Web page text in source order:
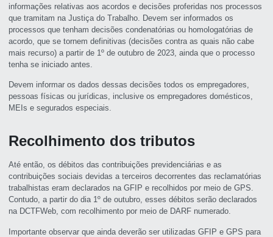
informações relativas aos acordos e decisões proferidas nos processos
que tramitam na Justiça do Trabalho. Devem ser informados os
processos que tenham decisões condenatórias ou homologatórias de
acordo, que se tornem definitivas (decisões contra as quais não cabe
mais recurso) a partir de 1º de outubro de 2023, ainda que o processo
tenha se iniciado antes.
Devem informar os dados dessas decisões todos os empregadores,
pessoas físicas ou jurídicas, inclusive os empregadores domésticos,
MEIs e segurados especiais.
Recolhimento dos tributos
Até então, os débitos das contribuições previdenciárias e as
contribuições sociais devidas a terceiros decorrentes das reclamatórias
trabalhistas eram declarados na GFIP e recolhidos por meio de GPS.
Contudo, a partir do dia 1º de outubro, esses débitos serão declarados
na DCTFWeb, com recolhimento por meio de DARF numerado.
Importante observar que ainda deverão ser utilizadas GFIP e GPS para